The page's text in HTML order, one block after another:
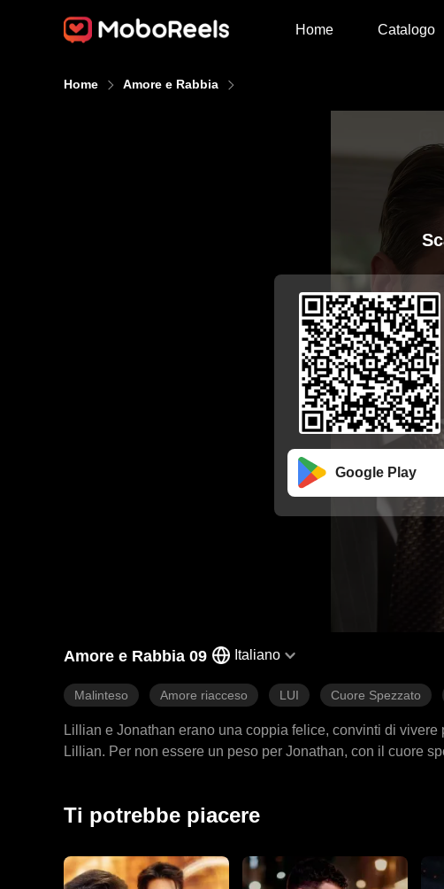
Home Catalogo
Home Amore e Rabbia
Google Play
Amore e Rabbia 09 Italiano
Malinteso Amore riacceso LUI Cuore Spezzato
Lillian e Jonathan erano una coppia felice, convinti di
Lillian. Per non essere un peso per Jonathan, con il cuore
gravemente malata quando lo lasciò. Il loro amore può
Ti potrebbe piacere